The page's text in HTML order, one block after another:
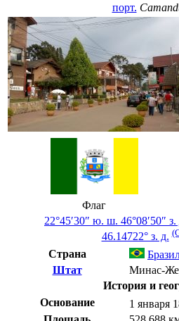
порт.
Флаг
22°45′30″ ю. ш. 46°08′50″ з.
46.14722° з. д.
Страна
Штат
Минас-
История и
Основание
1 января